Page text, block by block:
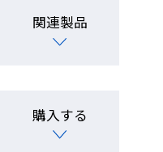
関連製品
購入する